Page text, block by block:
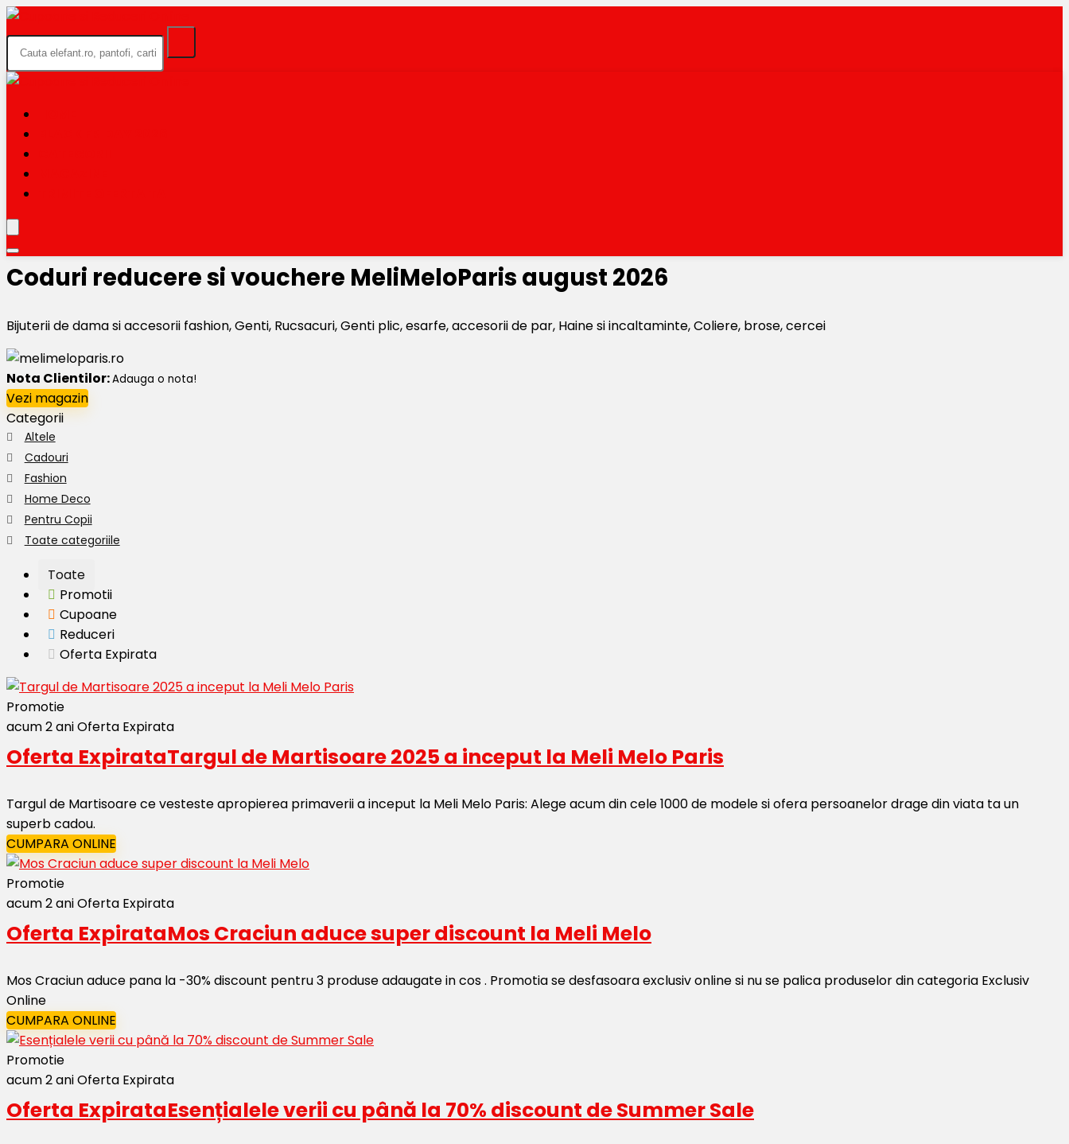
Coduri reducere si vouchere MeliMeloParis august 2026
Bijuterii de dama si accesorii fashion, Genti, Rucsacuri, Genti plic, esarfe, accesorii de par, Haine si incaltaminte, Coliere, brose, cercei
Nota Clientilor:Adauga o nota!
Vezi magazin
Categorii
Altele
Cadouri
Fashion
Home Deco
Pentru Copii
Toate categoriile
Toate
Promotii
Cupoane
Reduceri
Oferta Expirata
Promotie
acum 2 aniOferta Expirata
Oferta ExpirataTargul de Martisoare 2025 a inceput la Meli Melo Paris
Targul de Martisoare ce vesteste apropierea primaverii a inceput la Meli Melo Paris: Alege acum din cele 1000 de modele si ofera persoanelor drage din viata ta un
superb cadou.
CUMPARA ONLINE
Promotie
acum 2 aniOferta Expirata
Oferta ExpirataMos Craciun aduce super discount la Meli Melo
Mos Craciun aduce pana la -30% discount pentru 3 produse adaugate in cos . Promotia se desfasoara exclusiv online si nu se palica produselor din categoria Exclusiv
Online
CUMPARA ONLINE
Promotie
acum 2 aniOferta Expirata
Oferta ExpirataEsențialele verii cu până la 70% discount de Summer Sale